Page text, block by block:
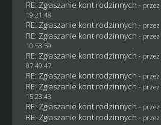
RE: Zgłaszanie kont rodzinnych - przez
19:21:48
RE: Zgłaszanie kont rodzinnych - przez
RE: Zgłaszanie kont rodzinnych - przez
10:53:59
RE: Zgłaszanie kont rodzinnych - przez
07:49:47
RE: Zgłaszanie kont rodzinnych - przez
RE: Zgłaszanie kont rodzinnych - przez
15:23:43
RE: Zgłaszanie kont rodzinnych - przez
RE: Zgłaszanie kont rodzinnych - przez